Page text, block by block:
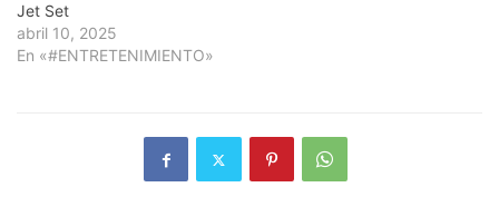
Jet Set
abril 10, 2025
En «#ENTRETENIMIENTO»